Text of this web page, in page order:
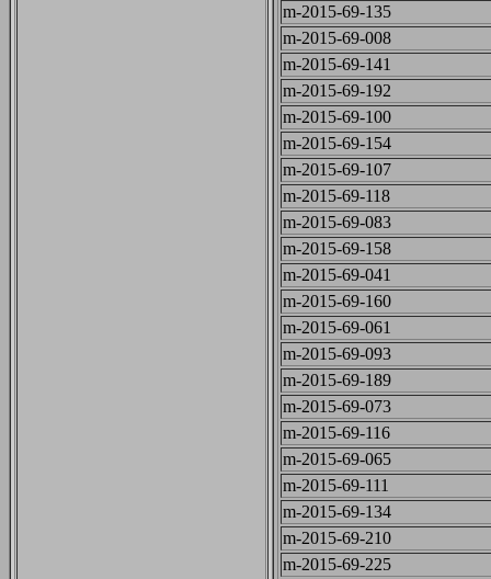
m-2015-69-135
m-2015-69-008
m-2015-69-141
m-2015-69-192
m-2015-69-100
m-2015-69-154
m-2015-69-107
m-2015-69-118
m-2015-69-083
m-2015-69-158
m-2015-69-041
m-2015-69-160
m-2015-69-061
m-2015-69-093
m-2015-69-189
m-2015-69-073
m-2015-69-116
m-2015-69-065
m-2015-69-111
m-2015-69-134
m-2015-69-210
m-2015-69-225